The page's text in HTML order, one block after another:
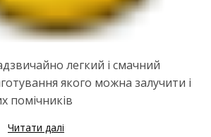
легкий і смачний
якого можна залучити і
помічників
Читати далі